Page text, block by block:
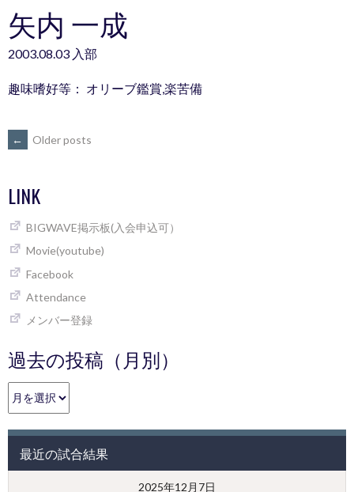
矢内 一成
2003.08.03 入部
趣味嗜好等： オリーブ鑑賞,楽苦備
POSTS
NAVIGATION
← Older posts
LINK
BIGWAVE掲示板(入会申込可）
Movie(youtube)
Facebook
Attendance
メンバー登録
過去の投稿（月別）
去
投
（月
最近の試合結果
2025年12月7日